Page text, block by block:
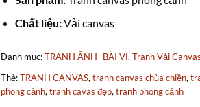
Chất liệu:Vải canvas
Danh mục:TRANH ẢNH- BÀI VỊ, Tranh Vải Canvas
Thẻ:TRANH CANVAS, tranh canvas chùa chiền,
phong cảnh, tranh cavas đẹp, tranh phong cảnh